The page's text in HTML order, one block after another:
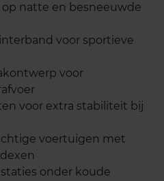
natte en besneeuwde
voor sportieve
voor
voor extra stabiliteit bij
voertuigen met
onder koude